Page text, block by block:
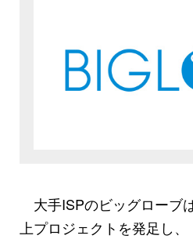
大手ISPのビッグローブ
上プロジェクトを発足し